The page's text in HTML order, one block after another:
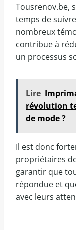
Tousrenov.be,
temps de
nombreux
contribue à
un processus
Lire
révolution
de mode ?
Il est donc
propriétaires
garantir que
répondue et
avec leurs